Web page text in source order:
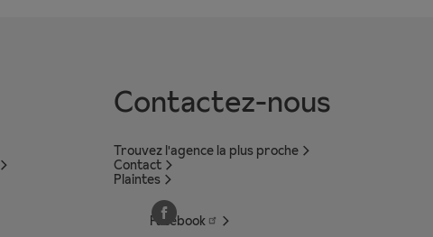
Contactez-nous
Trouvez l'agence la plus proche
Contact
Plaintes
Facebook